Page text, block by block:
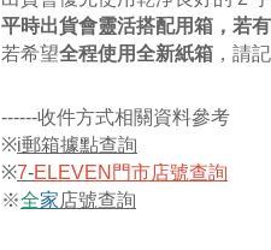
平時出貨會靈活搭配用箱，若
​若希望全程使用全新紙箱 ，請
------收件方式相關資料參考
※i郵箱據點查詢
※7-ELEVEN門市店號查詢
※全家店號查詢